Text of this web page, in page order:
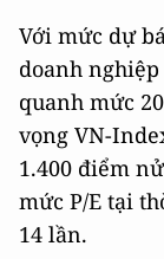
Với mức dự
doanh
quanh mức
vọng VN-
1.400 điểm
mức P/E tại
14 lần.